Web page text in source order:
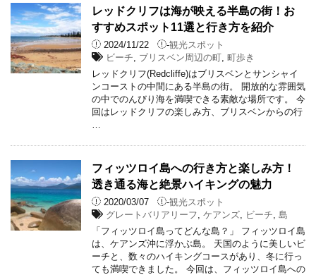
レッドクリフは海が映える半島の街！お
すすめスポット11選と行き方を紹介
2024/11/22 -観光スポット
ビーチ
ブリスベン周辺の町 ,町歩き
レッドクリフ(Redcliffe)はブリスベンとサンシャイ
ンコーストの中間にある半島の街。 開放的な雰囲気
の中でのんびり海を満喫できる素敵な場所です。 今
回はレッドクリフの楽しみ方、ブリスベンからの行
フィッツロイ島への行き方と楽しみ方！
透き通る海と絶景ハイキングの魅力
2020/03/07 -観光スポット
グレートバリアリーフ ,ケアンズ ビーチ ,島
「フィッツロイ島ってどんな島？」 フィッツロイ島
は、ケアンズ沖に浮かぶ島。 天国のように美しいビ
ーチと、数々のハイキングコースがあり、冬に行っ
ても満喫できました。 今回は、フィッツロイ島への